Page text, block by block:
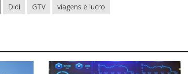
Didi GTV viagens e lucro